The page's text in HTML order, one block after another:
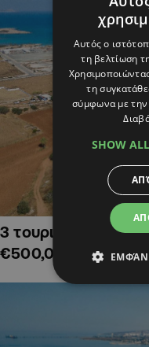
3 τουριστικά
€500,000
Αυτός ο
τη βελτίωση
τη
σύμφωνα με την
SHOW